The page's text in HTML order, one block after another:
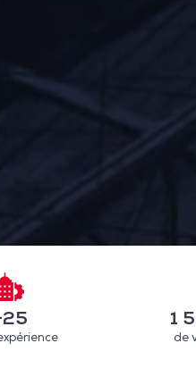
compliance with
1
de